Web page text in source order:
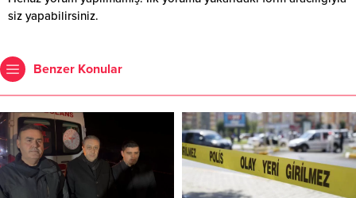
siz yapabilirsiniz.
Benzer Konular